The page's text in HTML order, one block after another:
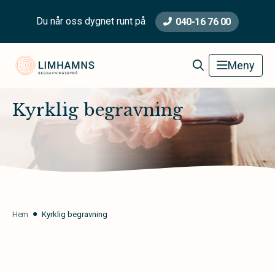
Du når oss dygnet runt på 040-16 76 00
Limhamns Begravningsbyrå Meny
Kyrklig begravning
Hem Kyrklig begravning